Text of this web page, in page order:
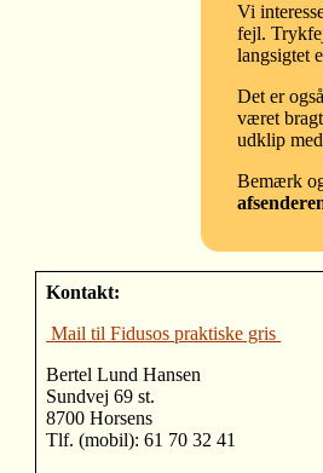
Vi
fejl.
langsigtet
Det er
været
udklip
Bemærk
Kontakt:
Mail til Fidusos praktiske gris
Bertel Lund Hansen
Sundvej 69 st.
8700 Horsens
Tlf. (mobil): 61 70 32 41